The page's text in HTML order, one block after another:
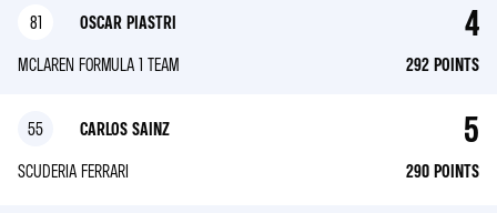
4
81
MCLAREN FORMULA 1 TEAM
OSCAR PIASTRI
292 POINTS
5
55
SCUDERIA FERRARI
CARLOS SAINZ
290 POINTS